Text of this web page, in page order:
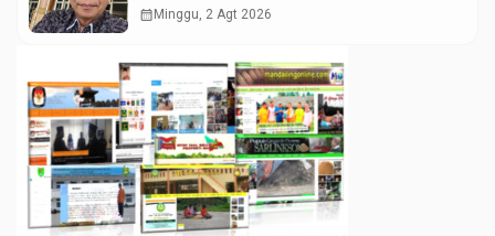
calendar_month Minggu, 2 Agt 2026